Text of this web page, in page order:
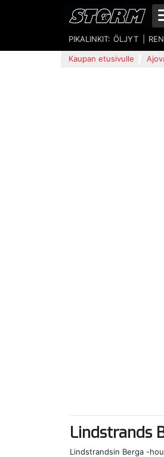
PIKALINKIT: ÖLJYT
Kaupan etusivulle
Lindstrands
Lindstrandsin Berga -